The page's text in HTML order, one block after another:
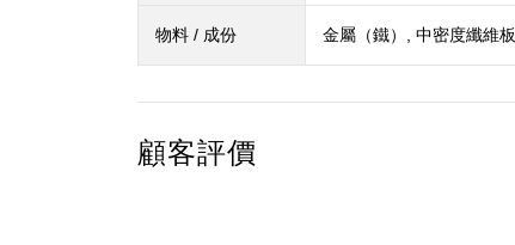
物料 / 成份 金屬（鐵）, 中密度纖維板
顧客評價